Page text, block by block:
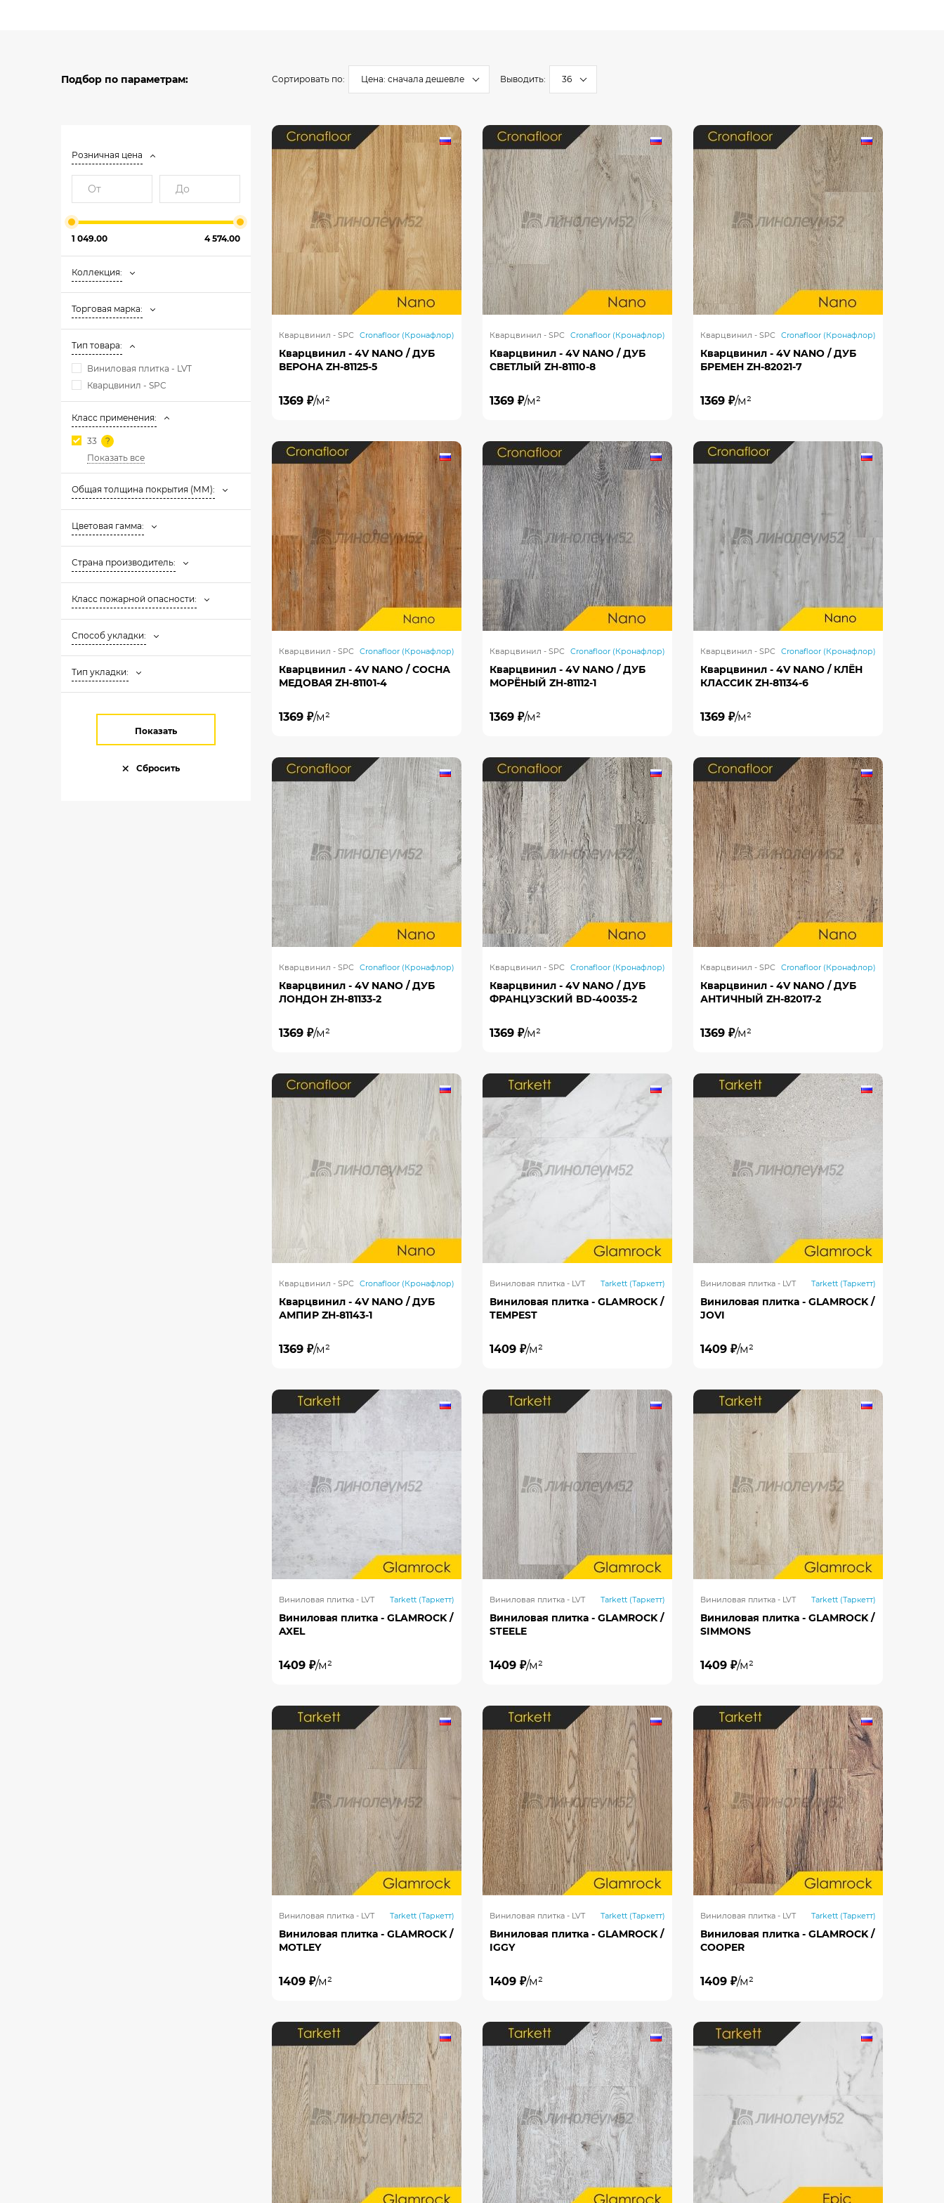
Подбор по параметрам: Сортировать по: Цена: сначала дешевле Выводить: 36
Розничная цена
1 049.00 4 574.00
Коллекция:
Торговая марка:
Тип товара:
Виниловая плитка - LVT
Кварцвинил - SPC
Класс применения:
33
Показать все
Общая толщина покрытия (ММ):
Цветовая гамма:
Страна производитель:
Класс пожарной опасности:
Способ укладки:
Тип укладки:
Кварцвинил - SPC Cronafloor (Кронафлор)
Кварцвинил - 4V NANO / ДУБ
ВЕРОНА ZH-81125-5
1369 ₽/м²
Кварцвинил - SPC Cronafloor (Кронафлор)
Кварцвинил - 4V NANO / ДУБ
СВЕТЛЫЙ ZH-81110-8
1369 ₽/м²
Кварцвинил - SPC Cronafloor (Кронафлор)
Кварцвинил - 4V NANO / ДУБ
БРЕМЕН ZH-82021-7
1369 ₽/м²
Кварцвинил - SPC Cronafloor (Кронафлор)
Кварцвинил - 4V NANO / СОСНА
МЕДОВАЯ ZH-81101-4
1369 ₽/м²
Кварцвинил - SPC Cronafloor (Кронафлор)
Кварцвинил - 4V NANO / ДУБ
МОРЁНЫЙ ZH-81112-1
1369 ₽/м²
Кварцвинил - SPC Cronafloor (Кронафлор)
Кварцвинил - 4V NANO / КЛЁН
КЛАССИК ZH-81134-6
1369 ₽/м²
Кварцвинил - SPC Cronafloor (Кронафлор)
Кварцвинил - 4V NANO / ДУБ
ЛОНДОН ZH-81133-2
1369 ₽/м²
Кварцвинил - SPC Cronafloor (Кронафлор)
Кварцвинил - 4V NANO / ДУБ
ФРАНЦУЗСКИЙ BD-40035-2
1369 ₽/м²
Кварцвинил - SPC Cronafloor (Кронафлор)
Кварцвинил - 4V NANO / ДУБ
АНТИЧНЫЙ ZH-82017-2
1369 ₽/м²
Кварцвинил - SPC Cronafloor (Кронафлор)
Кварцвинил - 4V NANO / ДУБ
АМПИР ZH-81143-1
1369 ₽/м²
Виниловая плитка - LVT Tarkett (Таркетт)
Виниловая плитка - GLAMROCK /
TEMPEST
1409 ₽/м²
Виниловая плитка - LVT Tarkett (Таркетт)
Виниловая плитка - GLAMROCK /
JOVI
1409 ₽/м²
Виниловая плитка - LVT Tarkett (Таркетт)
Виниловая плитка - GLAMROCK /
AXEL
1409 ₽/м²
Виниловая плитка - LVT Tarkett (Таркетт)
Виниловая плитка - GLAMROCK /
STEELE
1409 ₽/м²
Виниловая плитка - LVT Tarkett (Таркетт)
Виниловая плитка - GLAMROCK /
SIMMONS
1409 ₽/м²
Виниловая плитка - LVT Tarkett (Таркетт)
Виниловая плитка - GLAMROCK /
MOTLEY
1409 ₽/м²
Виниловая плитка - LVT Tarkett (Таркетт)
Виниловая плитка - GLAMROCK /
IGGY
1409 ₽/м²
Виниловая плитка - LVT Tarkett (Таркетт)
Виниловая плитка - GLAMROCK /
COOPER
1409 ₽/м²